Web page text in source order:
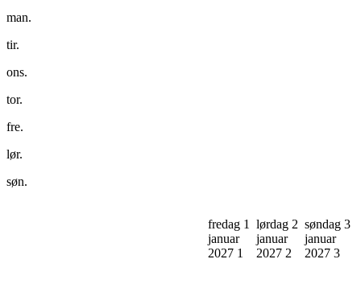
man.
tir.
ons.
tor.
fre.
lør.
søn.
fredag 1
januar
2027 1
lørdag 2
januar
2027 2
søndag 3
januar
2027 3